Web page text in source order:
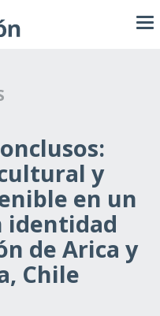
y
en un
de Arica y
Chile